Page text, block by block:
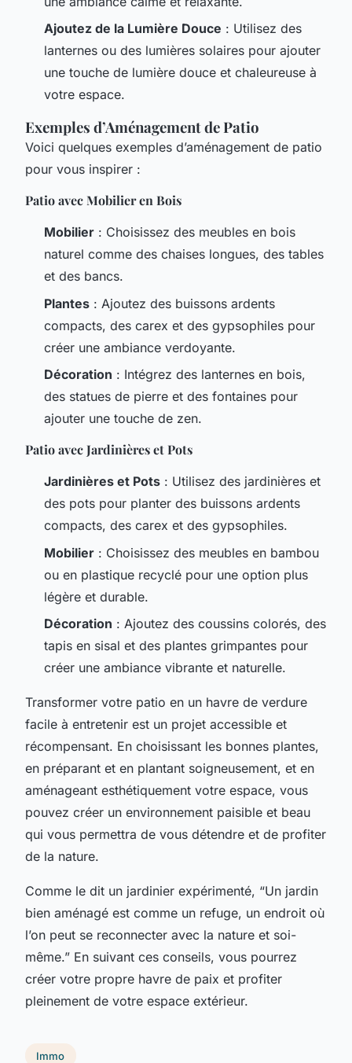
Ajoutez de la Lumière Douce : Utilisez des
lanternes ou des lumières solaires pour ajouter
une touche de lumière douce et chaleureuse à
votre espace.
Exemples d’Aménagement de Patio
Voici quelques exemples d’aménagement de patio
pour vous inspirer :
Patio avec Mobilier en Bois
Mobilier : Choisissez des meubles en bois
naturel comme des chaises longues, des tables
et des bancs.
Plantes : Ajoutez des buissons ardents
compacts, des carex et des gypsophiles pour
créer une ambiance verdoyante.
Décoration : Intégrez des lanternes en bois,
des statues de pierre et des fontaines pour
ajouter une touche de zen.
Patio avec Jardinières et Pots
Jardinières et Pots : Utilisez des jardinières et
des pots pour planter des buissons ardents
compacts, des carex et des gypsophiles.
Mobilier : Choisissez des meubles en bambou
ou en plastique recyclé pour une option plus
légère et durable.
Décoration : Ajoutez des coussins colorés, des
tapis en sisal et des plantes grimpantes pour
créer une ambiance vibrante et naturelle.
Transformer votre patio en un havre de verdure
facile à entretenir est un projet accessible et
récompensant. En choisissant les bonnes plantes,
en préparant et en plantant soigneusement, et en
aménageant esthétiquement votre espace, vous
pouvez créer un environnement paisible et beau
qui vous permettra de vous détendre et de profiter
de la nature.
Comme le dit un jardinier expérimenté, “Un jardin
bien aménagé est comme un refuge, un endroit où
l’on peut se reconnecter avec la nature et soi-
même.” En suivant ces conseils, vous pourrez
créer votre propre havre de paix et profiter
pleinement de votre espace extérieur.
Immo